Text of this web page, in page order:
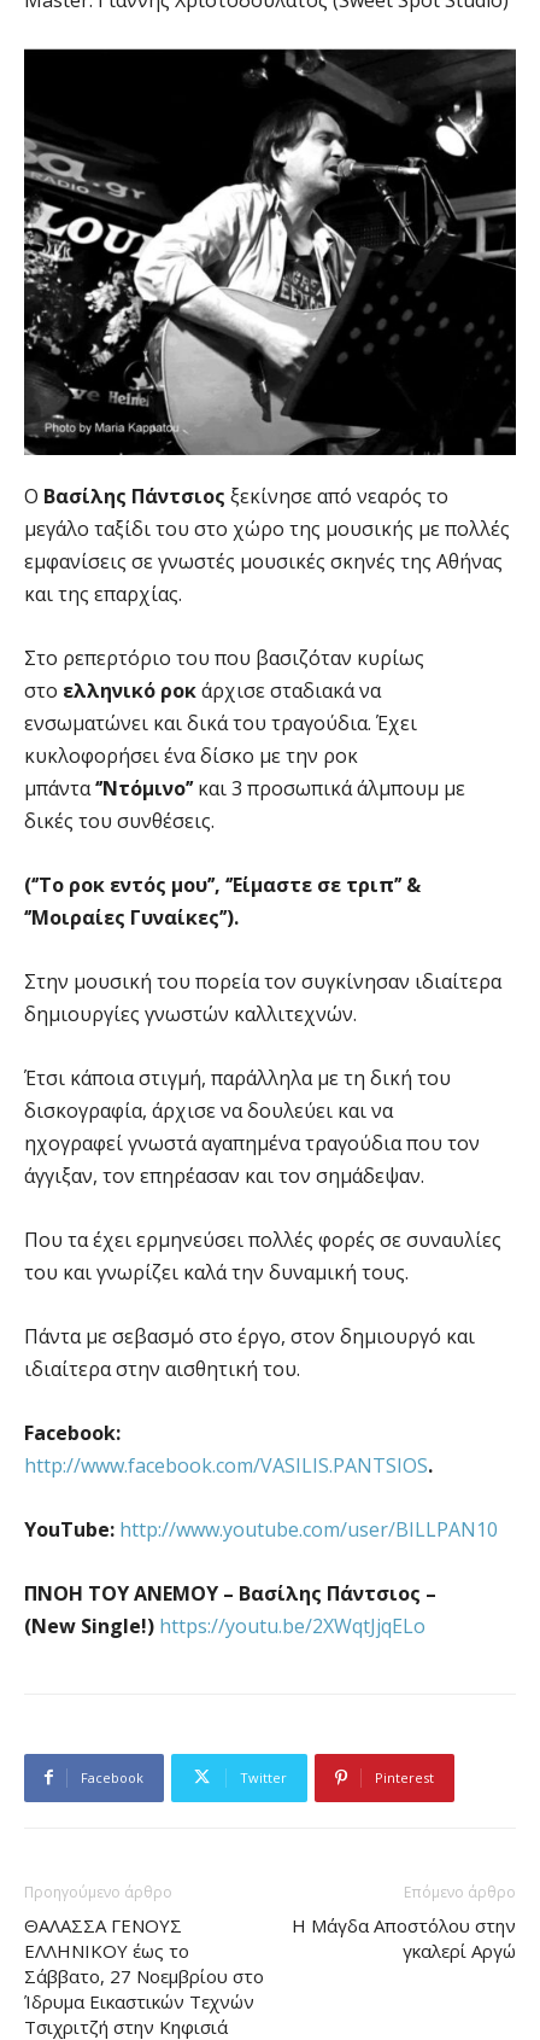
Ο Βασίλης Πάντσιος ξεκίνησε από νεαρός το
μεγάλο ταξίδι του στο χώρο της μουσικής με πολλές
εμφανίσεις σε γνωστές μουσικές σκηνές της Αθήνας
και της επαρχίας.
Στο ρεπερτόριο του που βασιζόταν κυρίως
στο ελληνικό ροκάρχισε σταδιακά να
ενσωματώνει και δικά του τραγούδια. Έχει
κυκλοφορήσει ένα δίσκο με την ροκ
μπάντα‘’Ντόμινο’’και 3 προσωπικά άλμπουμ με
δικές του συνθέσεις.
(‘’Το ροκ εντός μου’’, ‘’Είμαστε σε τριπ’’ &
‘’Μοιραίες Γυναίκες’’).
Στην μουσική του πορεία τον συγκίνησαν ιδιαίτερα
δημιουργίες γνωστών καλλιτεχνών.
Έτσι κάποια στιγμή, παράλληλα με τη δική του
δισκογραφία, άρχισε να δουλεύει και να
ηχογραφεί γνωστά αγαπημένα τραγούδια που τον
άγγιξαν, τον επηρέασαν και τον σημάδεψαν.
Που τα έχει ερμηνεύσει πολλές φορές σε συναυλίες
του και γνωρίζει καλά την δυναμική τους.
Πάντα με σεβασμό στο έργο, στον δημιουργό και
ιδιαίτερα στην αισθητική του.
Facebook:
http://www.facebook.com/VASILIS.PANTSIOS.
YouTube: http://www.youtube.com/user/BILLPAN10
ΠΝΟΗ ΤΟΥ ΑΝΕΜΟΥ – Βασίλης Πάντσιος –
(New Single!) https://youtu.be/2XWqtJjqELo
Facebook Twitter Pinterest
Προηγούμενο άρθρο
ΘΑΛΑΣΣΑ ΓΕΝΟΥΣ
ΕΛΛΗΝΙΚΟΥ έως το
Σάββατο, 27 Νοεμβρίου στο
Ίδρυμα Εικαστικών Τεχνών
Τσιχριτζή στην Κηφισιά
Επόμενο άρθρο
Η Μάγδα Αποστόλου στην
γκαλερί Αργώ